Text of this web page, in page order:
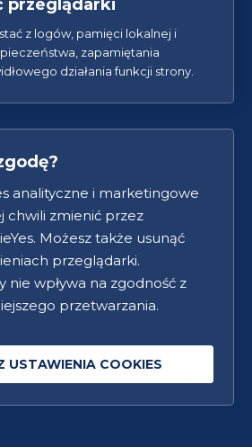
przeglądarki
z logów, pamięci lokalnej i
zapamiętania
działania funkcji strony.
analityczne i marketingowe
chwili zmienić przez
Możesz także usunąć
przeglądarki.
nie wpływa na zgodność z
przetwarzania.
USTAWIENIA COOKIES